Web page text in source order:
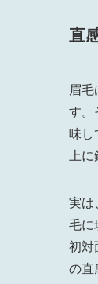
直
眉毛
す。
味し
上
実は
毛に
初対
の直